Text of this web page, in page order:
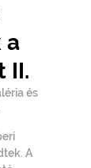
a
II.
és
A